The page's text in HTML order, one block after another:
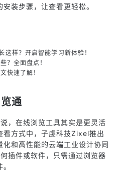
装步骤，让查看更轻松。
这样？开启智能学习新体验！
？全面盘点！
快速了解！
通
，在线浏览工具其实是更灵活
看方式中，子虔科技Zixel推出
化和高性能的云端工业设计协同
插件或软件，只需通过浏览器